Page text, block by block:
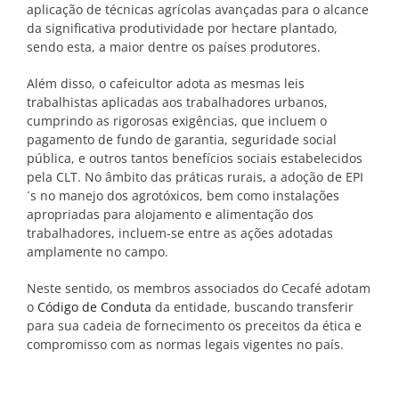
aplicação de técnicas agrícolas avançadas para o alcance
da significativa produtividade por hectare plantado,
sendo esta, a maior dentre os países produtores.
Além disso, o cafeicultor adota as mesmas leis
trabalhistas aplicadas aos trabalhadores urbanos,
cumprindo as rigorosas exigências, que incluem o
pagamento de fundo de garantia, seguridade social
pública, e outros tantos benefícios sociais estabelecidos
pela CLT. No âmbito das práticas rurais, a adoção de EPI
´s no manejo dos agrotóxicos, bem como instalações
apropriadas para alojamento e alimentação dos
trabalhadores, incluem-se entre as ações adotadas
amplamente no campo.
Neste sentido, os membros associados do Cecafé adotam
o Código de Conduta da entidade, buscando transferir
para sua cadeia de fornecimento os preceitos da ética e
compromisso com as normas legais vigentes no país.